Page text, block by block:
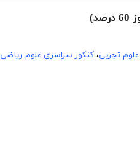
تجربی، کنکور سراسری علوم ریاضی